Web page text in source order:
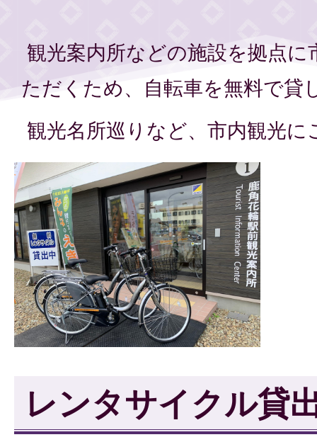
観光案内所などの施設を拠点
ただくため、自転車を無料で貸
観光名所巡りなど、市内観光に
レンタサイクル貸